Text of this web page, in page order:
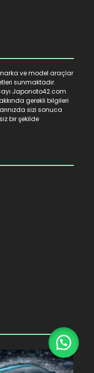
ve model araçlar
sunmaktadır.
Japonoto42.com
gerekli bilgileri
sizi sonuca
bir şekilde